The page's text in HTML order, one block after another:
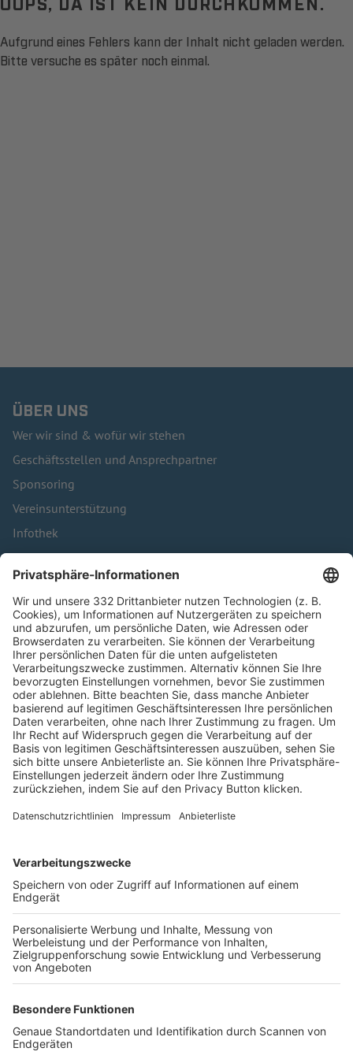
Aufgrund eines Fehlers kann der Inhalt nicht geladen werden.
Bitte versuche es später noch einmal.
ÜBER UNS
Wer wir sind & wofür wir stehen
Geschäftsstellen und Ansprechpartner
Sponsoring
Vereinsunterstützung
Infothek
Kontakt
HÄUFIG BESUCHTE SEITEN
Pässe und Vereinswechsel
Trainerausbildung
Schulungsangebot Vereinsmitarbeiter
BFV-Geschäftsstellen
Trainerbörse
Login SpielPlus
FOLGE DEM BFV
TOP-VEREINE
TOP-PARTNER